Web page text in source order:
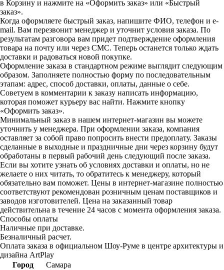
в Корзину и нажмите на «Оформить заказ» или «Быстрый
заказ».
Когда оформляете быстрый заказ, напишите ФИО, телефон и e-
mail. Вам перезвонит менеджер и уточнит условия заказа. По
результатам разговора вам придет подтверждение оформления
товара на почту или через СМС. Теперь останется только ждать
доставки и радоваться новой покупке.
Оформление заказа в стандартном режиме выглядит следующим
образом. Заполняете полностью форму по последовательным
этапам: адрес, способ доставки, оплаты, данные о себе.
Советуем в комментарии к заказу написать информацию,
которая поможет курьеру вас найти. Нажмите кнопку
«Оформить заказ».
Минимальный заказ в нашем интернет-магазин вы можете
уточнить у менеджера. При оформлении заказа, компания
оставляет за собой право попросить внести предоплату. Заказы
сделанные в выходные и праздничные дни через корзину будут
обработаны в первый рабочий день следующий после заказа.
Если вы хотите узнать об условиях доставки и оплаты, но не
желаете о них читать, то обратитесь к менеджеру, который
обязательно вам поможет. Цены в интернет-магазине полностью
соответствуют рекомендован розничным ценам поставщиков и
заводов изготовителей. Цена на заказанный товар
действительна в течение 24 часов с момента оформления заказа.
Способы оплаты
Наличные при доставке.
Безналичный расчет.
Оплата заказа в официальном Шоу-Руме в центре архитектуры и
дизайна ArtPlay
Город
Самара